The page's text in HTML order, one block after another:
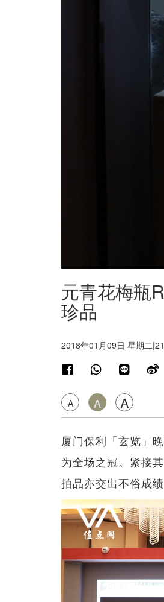
元青花梅瓶
珍品
2018年01月09日 星期二
A A A
厦门保利「玄览」
为全场之冠。紧接
拍品亦交出不俗成